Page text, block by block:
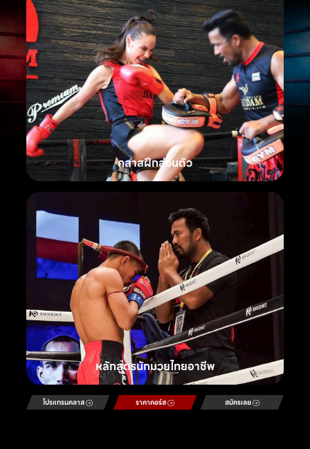
คลาสฝึกส่วนตัว
หลักสูตรนักมวยไทยอาชีพ
โปรแกรมคลาส ราคาคอร์ส สมัครเลย